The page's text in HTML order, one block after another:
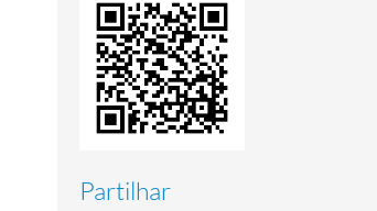
Partilhar